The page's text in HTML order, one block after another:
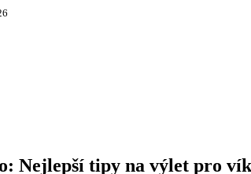
Nejlepší tipy na výlet pro